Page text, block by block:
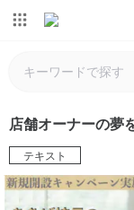
店舗オーナーの夢
テキスト